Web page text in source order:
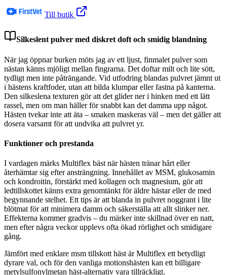
Till butik
Silkeslent pulver med diskret doft och smidig blandning
När jag öppnar burken möts jag av ett ljust, finmalet pulver som
nästan känns mjöligt mellan fingrarna. Det doftar milt och lite sött,
tydligt men inte påträngande. Vid utfodring blandas pulvret jämnt ut
i hästens kraftfoder, utan att bilda klumpar eller fastna på kanterna.
Den silkeslena texturen gör att det glider ner i hinken med ett lätt
rassel, men om man häller för snabbt kan det damma upp något.
Hästen tvekar inte att äta – smaken maskeras väl – men det gäller att
dosera varsamt för att undvika att pulvret yr.
Funktioner och prestanda
I vardagen märks Multiflex bäst när hästen tränar hårt eller
återhämtar sig efter ansträngning. Innehållet av MSM, glukosamin
och kondroitin, förstärkt med kollagen och magnesium, gör att
ledtillskottet känns extra genomtänkt för äldre hästar eller de med
begynnande stelhet. Ett tips är att blanda in pulvret noggrant i lite
blötmat för att minimera damm och säkerställa att allt slinker ner.
Effekterna kommer gradvis – du märker inte skillnad över en natt,
men efter några veckor upplevs ofta ökad rörlighet och smidigare
gång.
Jämfört med enklare msm tillskott häst är Multiflex ett betydligt
dyrare val, och för den vanliga motionshästen kan ett billigare
metylsulfonylmetan häst-alternativ vara tillräckligt.